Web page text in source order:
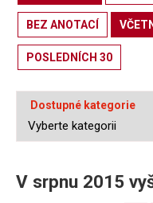
BEZ ANOTACÍ
POSLEDNÍCH 30
Dostupné kategorie
V srpnu 2015